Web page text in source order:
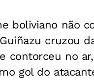
boliviano não
cruzou
contorceu no
gol do